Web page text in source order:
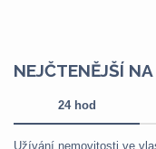
NEJČTENĚJŠÍ
24 hod
Užívání nemovitosti ve